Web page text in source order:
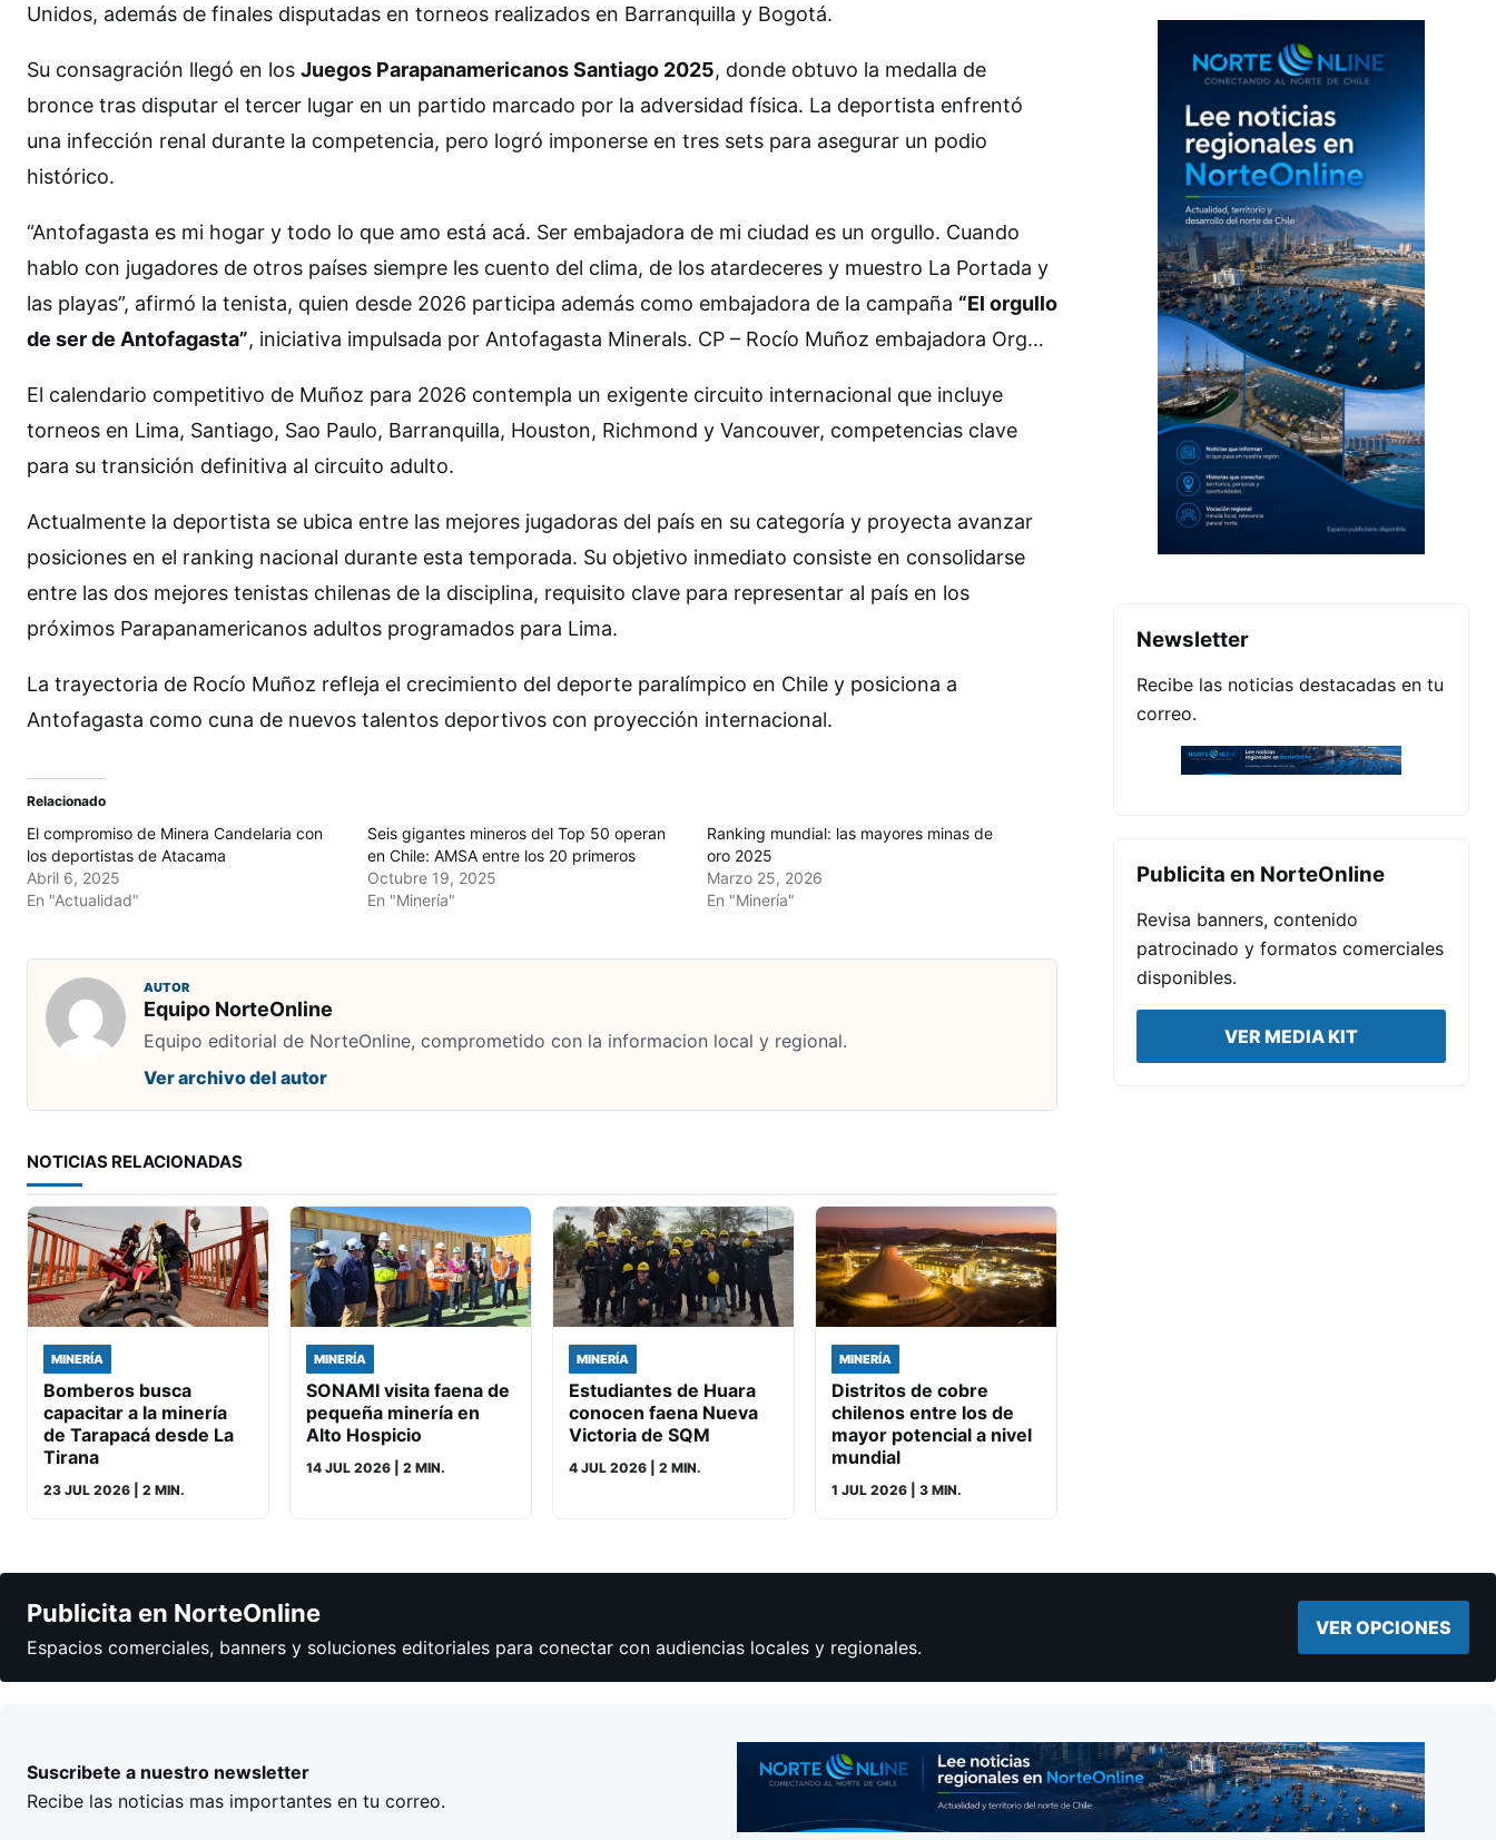
Unidos, además de finales disputadas en torneos realizados en Barranquilla y Bogotá.
Su consagración llegó en los Juegos Parapanamericanos Santiago 2025, donde obtuvo la medalla de
bronce tras disputar el tercer lugar en un partido marcado por la adversidad física. La deportista enfrentó
una infección renal durante la competencia, pero logró imponerse en tres sets para asegurar un podio
histórico.
“Antofagasta es mi hogar y todo lo que amo está acá. Ser embajadora de mi ciudad es un orgullo. Cuando
hablo con jugadores de otros países siempre les cuento del clima, de los atardeceres y muestro La Portada y
las playas”, afirmó la tenista, quien desde 2026 participa además como embajadora de la campaña “El orgullo
de ser de Antofagasta”, iniciativa impulsada por Antofagasta Minerals. CP – Rocío Muñoz embajadora Org…
El calendario competitivo de Muñoz para 2026 contempla un exigente circuito internacional que incluye
torneos en Lima, Santiago, Sao Paulo, Barranquilla, Houston, Richmond y Vancouver, competencias clave
para su transición definitiva al circuito adulto.
Actualmente la deportista se ubica entre las mejores jugadoras del país en su categoría y proyecta avanzar
posiciones en el ranking nacional durante esta temporada. Su objetivo inmediato consiste en consolidarse
entre las dos mejores tenistas chilenas de la disciplina, requisito clave para representar al país en los
próximos Parapanamericanos adultos programados para Lima.
La trayectoria de Rocío Muñoz refleja el crecimiento del deporte paralímpico en Chile y posiciona a
Antofagasta como cuna de nuevos talentos deportivos con proyección internacional.
Relacionado
El compromiso de Minera Candelaria con
los deportistas de Atacama
Abril 6, 2025
En "Actualidad"
Seis gigantes mineros del Top 50 operan
en Chile: AMSA entre los 20 primeros
Octubre 19, 2025
En "Minería"
Ranking mundial: las mayores minas de
oro 2025
Marzo 25, 2026
En "Minería"
AUTOR
Equipo NorteOnline
Equipo editorial de NorteOnline, comprometido con la informacion local y regional.
Ver archivo del autor
NOTICIAS RELACIONADAS
MINERÍA
Bomberos busca
capacitar a la minería
de Tarapacá desde La
Tirana
23 JUL 2026 | 2 MIN.
MINERÍA
SONAMI visita faena de
pequeña minería en
Alto Hospicio
14 JUL 2026 | 2 MIN.
MINERÍA
Estudiantes de Huara
conocen faena Nueva
Victoria de SQM
4 JUL 2026 | 2 MIN.
MINERÍA
Distritos de cobre
chilenos entre los de
mayor potencial a nivel
mundial
1 JUL 2026 | 3 MIN.
Newsletter
Recibe las noticias destacadas en tu
correo.
Publicita en NorteOnline
Revisa banners, contenido
patrocinado y formatos comerciales
disponibles.
VER MEDIA KIT
Publicita en NorteOnline
Espacios comerciales, banners y soluciones editoriales para conectar con audiencias locales y regionales.
VER OPCIONES
Suscribete a nuestro newsletter
Recibe las noticias mas importantes en tu correo.